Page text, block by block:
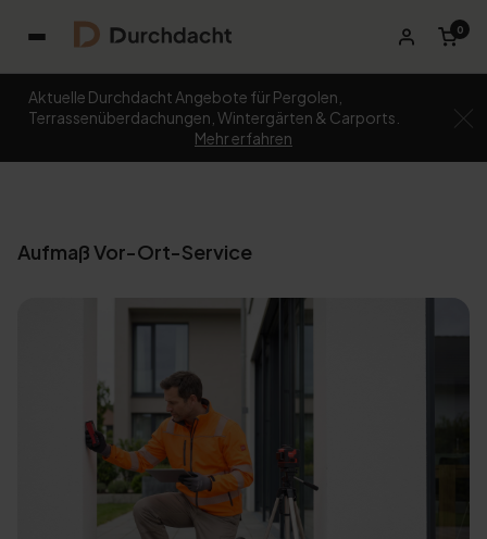
0
Aktuelle Durchdacht Angebote für Pergolen,
Terrassenüberdachungen, Wintergärten & Carports.
Mehr erfahren
Aufmaß Vor-Ort-Service